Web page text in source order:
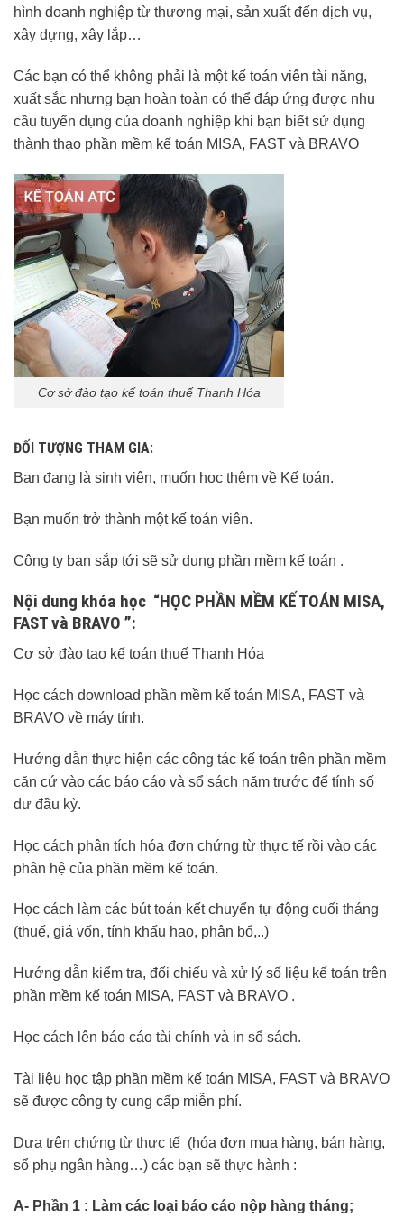
hình doanh nghiệp từ thương mại, sản xuất đến dịch vụ,
xây dựng, xây lắp…
Các bạn có thể không phải là một kế toán viên tài năng,
xuất sắc nhưng bạn hoàn toàn có thể đáp ứng được nhu
cầu tuyển dụng của doanh nghiệp khi bạn biết sử dụng
thành thạo phần mềm kế toán MISA, FAST và BRAVO
Cơ sở đào tạo kế toán thuế Thanh Hóa
ĐỐI TƯỢNG THAM GIA:
Bạn đang là sinh viên, muốn học thêm về Kế toán.
Bạn muốn trở thành một kế toán viên.
Công ty bạn sắp tới sẽ sử dụng phần mềm kế toán .
Nội dung khóa học “HỌC PHẦN MỀM KẾ TOÁN MISA,
FAST và BRAVO ”:
Cơ sở đào tạo kế toán thuế Thanh Hóa
Học cách download phần mềm kế toán MISA, FAST và
BRAVO về máy tính.
Hướng dẫn thực hiện các công tác kế toán trên phần mềm
căn cứ vào các báo cáo và sổ sách năm trước để tính số
dư đầu kỳ.
Học cách phân tích hóa đơn chứng từ thực tế rồi vào các
phân hệ của phần mềm kế toán.
Học cách làm các bút toán kết chuyển tự động cuối tháng
(thuế, giá vốn, tính khấu hao, phân bổ,..)
Hướng dẫn kiểm tra, đối chiếu và xử lý số liệu kế toán trên
phần mềm kế toán MISA, FAST và BRAVO .
Học cách lên báo cáo tài chính và in sổ sách.
Tài liệu học tập phần mềm kế toán MISA, FAST và BRAVO
sẽ được công ty cung cấp miễn phí.
Dựa trên chứng từ thực tế (hóa đơn mua hàng, bán hàng,
sổ phụ ngân hàng…) các bạn sẽ thực hành :
A- Phần 1 : Làm các loại báo cáo nộp hàng tháng;